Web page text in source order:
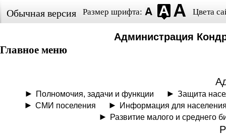
Обычная версия Размер шрифта: Цвета
Администрация
Главное меню
Полномочия, задачи и функции
Защита
СМИ поселения
Информация для
Развитие малого и среднего